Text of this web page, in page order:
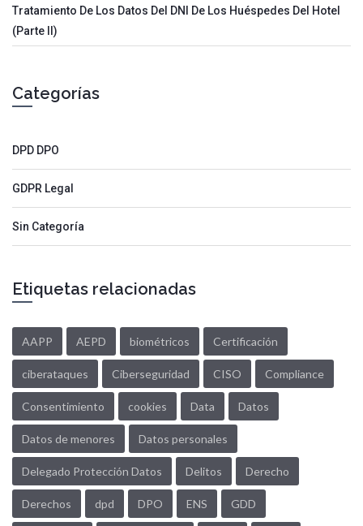
Tratamiento De Los Datos Del DNI De Los Huéspedes Del Hotel
(parte II)
Categorías
DPD DPO
GDPR Legal
Sin Categoría
Etiquetas relacionadas
AAPP AEPD biométricos Certificación
ciberataques Ciberseguridad CISO Compliance
Consentimiento cookies Data Datos
Datos de menores Datos personales
Delegado Protección Datos Delitos Derecho
Derechos dpd DPO ENS GDD